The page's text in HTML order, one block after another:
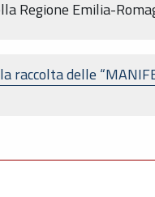
Regione Emilia-
raccolta delle